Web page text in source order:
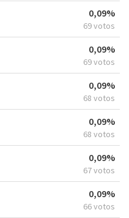
0,09%
69 votos
0,09%
69 votos
0,09%
68 votos
0,09%
68 votos
0,09%
67 votos
0,09%
66 votos